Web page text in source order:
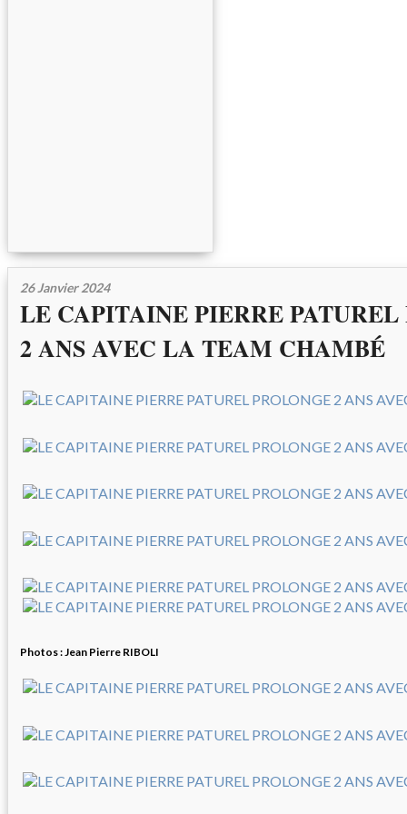
26 Janvier 2024
LE CAPITAINE PIERRE PATUREL
2 ANS AVEC LA TEAM CHAMBÉ
Photos : Jean Pierre RIBOLI